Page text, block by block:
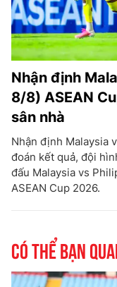
Nhận định
8/8) ASEAN
sân nhà
Nhận định Malaysia
đoán kết quả, đội
đấu Malaysia vs
ASEAN Cup 2026.
Có thể bạn